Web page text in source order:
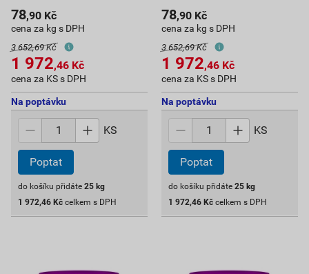
78,90 Kč
cena za kg s DPH
3 652,69 Kč
1 972,46 Kč
cena za KS s DPH
Na poptávku
KS
Poptat
do košíku přidáte 25 kg
1 972,46 Kč celkem s DPH
78,90 Kč
cena za kg s DPH
3 652,69 Kč
1 972,46 Kč
cena za KS s DPH
Na poptávku
KS
Poptat
do košíku přidáte 25 kg
1 972,46 Kč celkem s DPH